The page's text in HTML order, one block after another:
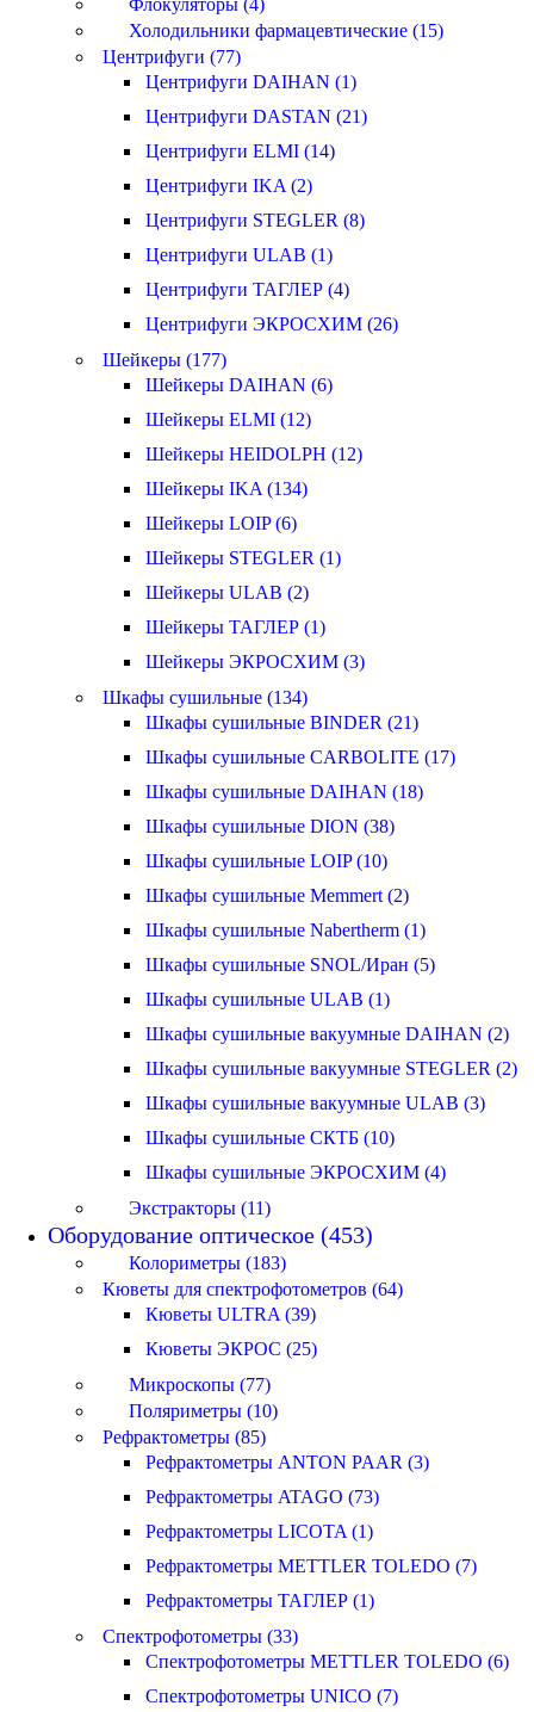
Холодильники фармацевтические (15)
Центрифуги (77)
Центрифуги DAIHAN (1)
Центрифуги DASTAN (21)
Центрифуги ELMI (14)
Центрифуги IKA (2)
Центрифуги STEGLER (8)
Центрифуги ULAB (1)
Центрифуги ТАГЛЕР (4)
Центрифуги ЭКРОСХИМ (26)
Шейкеры (177)
Шейкеры DAIHAN (6)
Шейкеры ELMI (12)
Шейкеры HEIDOLPH (12)
Шейкеры IKA (134)
Шейкеры LOIP (6)
Шейкеры STEGLER (1)
Шейкеры ULAB (2)
Шейкеры ТАГЛЕР (1)
Шейкеры ЭКРОСХИМ (3)
Шкафы сушильные (134)
Шкафы сушильные BINDER (21)
Шкафы сушильные CARBOLITE (17)
Шкафы сушильные DAIHAN (18)
Шкафы сушильные DION (38)
Шкафы сушильные LOIP (10)
Шкафы сушильные Memmert (2)
Шкафы сушильные Nabertherm (1)
Шкафы сушильные SNOL/Иран (5)
Шкафы сушильные ULAB (1)
Шкафы сушильные вакуумные DAIHAN (2)
Шкафы сушильные вакуумные STEGLER (2)
Шкафы сушильные вакуумные ULAB (3)
Шкафы сушильные СКТБ (10)
Шкафы сушильные ЭКРОСХИМ (4)
Экстракторы (11)
Оборудование оптическое (453)
Колориметры (183)
Кюветы для спектрофотометров (64)
Кюветы ULTRA (39)
Кюветы ЭКРОС (25)
Микроскопы (77)
Поляриметры (10)
Рефрактометры (85)
Рефрактометры ANTON PAAR (3)
Рефрактометры ATAGO (73)
Рефрактометры LICOTA (1)
Рефрактометры METTLER TOLEDO (7)
Рефрактометры ТАГЛЕР (1)
Спектрофотометры (33)
Спектрофотометры METTLER TOLEDO (6)
Спектрофотометры UNICO (7)